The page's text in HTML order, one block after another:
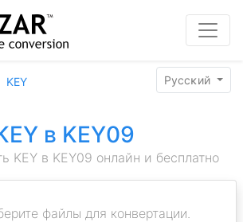
KEY Pyccĸий
в KEY09
KEY в KEY09 онлайн и бесплатно
файлы для конвертации.